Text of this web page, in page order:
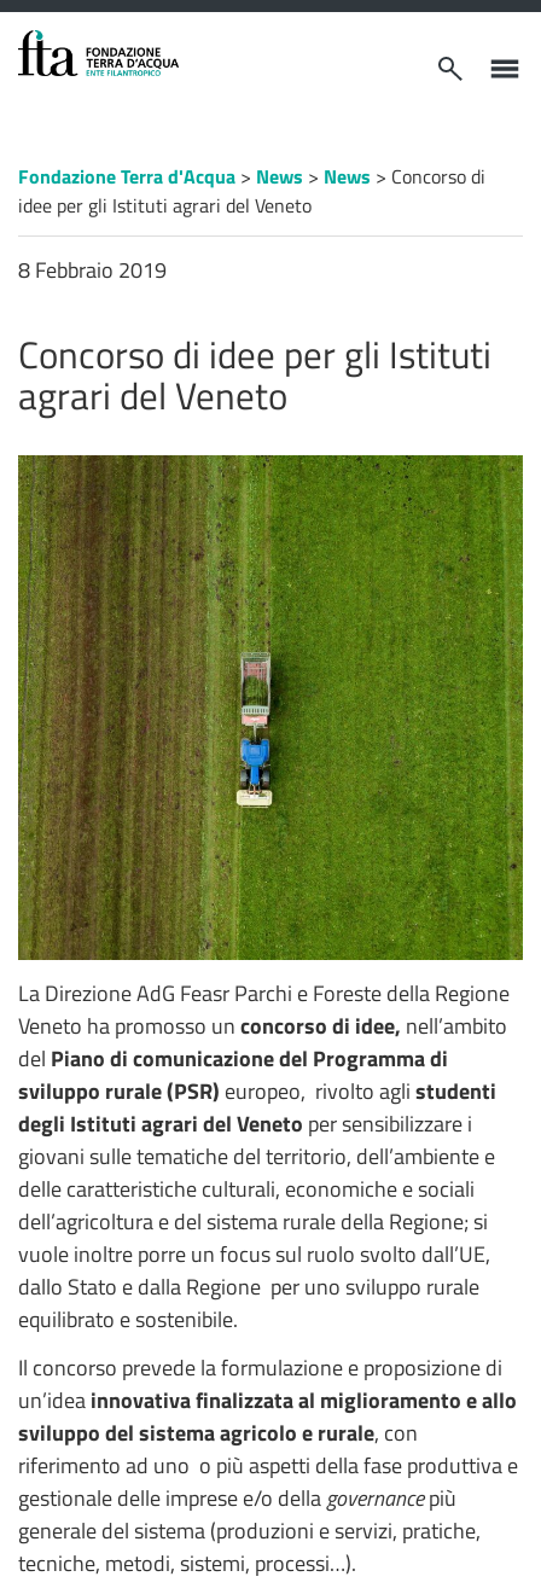
VAI AL CONTENUTO PRINCIPALE
Apri/
Apri/chiudi
Percorso
a
"briciole
pane"
Fondazione Terra d'Acqua > News > News > Concorso di
idee per gli Istituti agrari del Veneto
8 Febbraio 2019
Concorso di idee per gli Istituti
agrari del Veneto
La Direzione AdG Feasr Parchi e Foreste della Regione
Veneto ha promosso unconcorso di idee, nell’ambito
del Piano di comunicazione del Programma di
sviluppo rurale (PSR) europeo, rivolto aglistudenti
degli Istituti agrari del Veneto per sensibilizzare i
giovani sulle tematiche del territorio, dell’ambiente e
delle caratteristiche culturali, economiche e sociali
dell’agricoltura e del sistema rurale della Regione; si
vuole inoltre porre un focus sul ruolo svolto dall’UE,
dallo Stato e dalla Regione per uno sviluppo rurale
equilibrato e sostenibile.
Il concorso prevede la formulazione e proposizione di
un’ideainnovativa finalizzata al miglioramento e allo
sviluppo del sistema agricolo e rurale, con
riferimento ad uno o più aspetti della fase produttiva e
gestionale delle imprese e/o dellagovernancepiù
generale del sistema (produzioni e servizi, pratiche,
tecniche, metodi, sistemi, processi…).